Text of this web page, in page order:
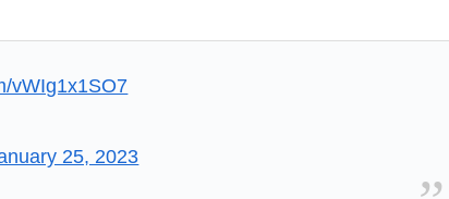
vWIg1x1SO7
25, 2023